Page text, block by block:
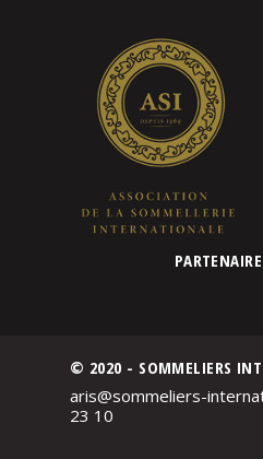
© 2020 - SOMMELIERS
aris@sommeliers-
23 10